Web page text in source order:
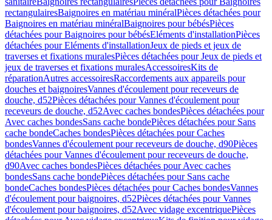
rectangulairesBaignoires en matériau minéralPièces détachées pour
Baignoires en matériau minéralBaignoires pour bébésPièces
détachées pour Baignoires pour bébésEléments d'installationPièces
détachées pour Eléments d'installationJeux de pieds et jeux de
traverses et fixations muralesPièces détachées pour Jeux de pieds et
jeux de traverses et fixations muralesAccessoiresKits de
réparationAutres accessoiresRaccordements aux appareils pour
douches et baignoiresVannes d'écoulement pour receveurs de
douche, d52Pièces détachées pour Vannes d'écoulement pour
receveurs de douche, d52Avec caches bondesPièces détachées pour
Avec caches bondesSans cache bondePièces détachées pour Sans
cache bondeCaches bondesPièces détachées pour Caches
bondesVannes d'écoulement pour receveurs de douche, d90Pièces
détachées pour Vannes d'écoulement pour receveurs de douche,
d90Avec caches bondesPièces détachées pour Avec caches
bondesSans cache bondePièces détachées pour Sans cache
bondeCaches bondesPièces détachées pour Caches bondesVannes
d'écoulement pour baignoires, d52Pièces détachées pour Vannes
d'écoulement pour baignoires, d52Avec vidage excentriquePièces